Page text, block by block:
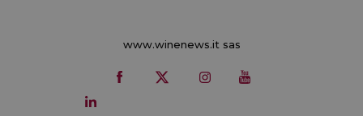
www.winenews.it sas